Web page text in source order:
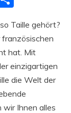
Taille gehört?
französischen
hat. Mit
einzigartigen
die Welt der
wir Ihnen alles